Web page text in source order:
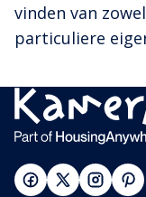
vinden van
particuliere